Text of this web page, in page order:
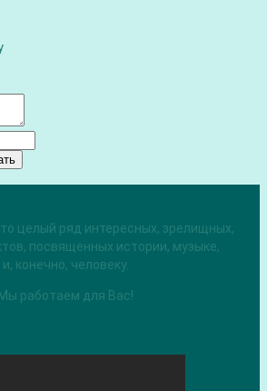
целый ряд интересных, зрелищных,
посвященных истории, музыке,
конечно, человеку.
работаем для Вас!